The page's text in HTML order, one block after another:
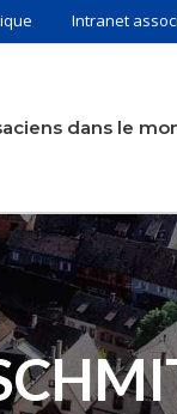
Intranet
dans le